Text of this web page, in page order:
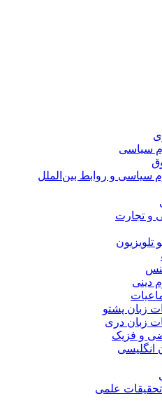
سیاسی
سیاسی و روابط بین‌الملل
و تجارت
تلویزیون
دینی
زبان پشتو
زبان دری
و فزیک
انگلیسی
علمی